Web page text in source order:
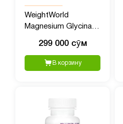
WeightWorld
Magnesium Glycinate,
299 000 сӯм
В корзину